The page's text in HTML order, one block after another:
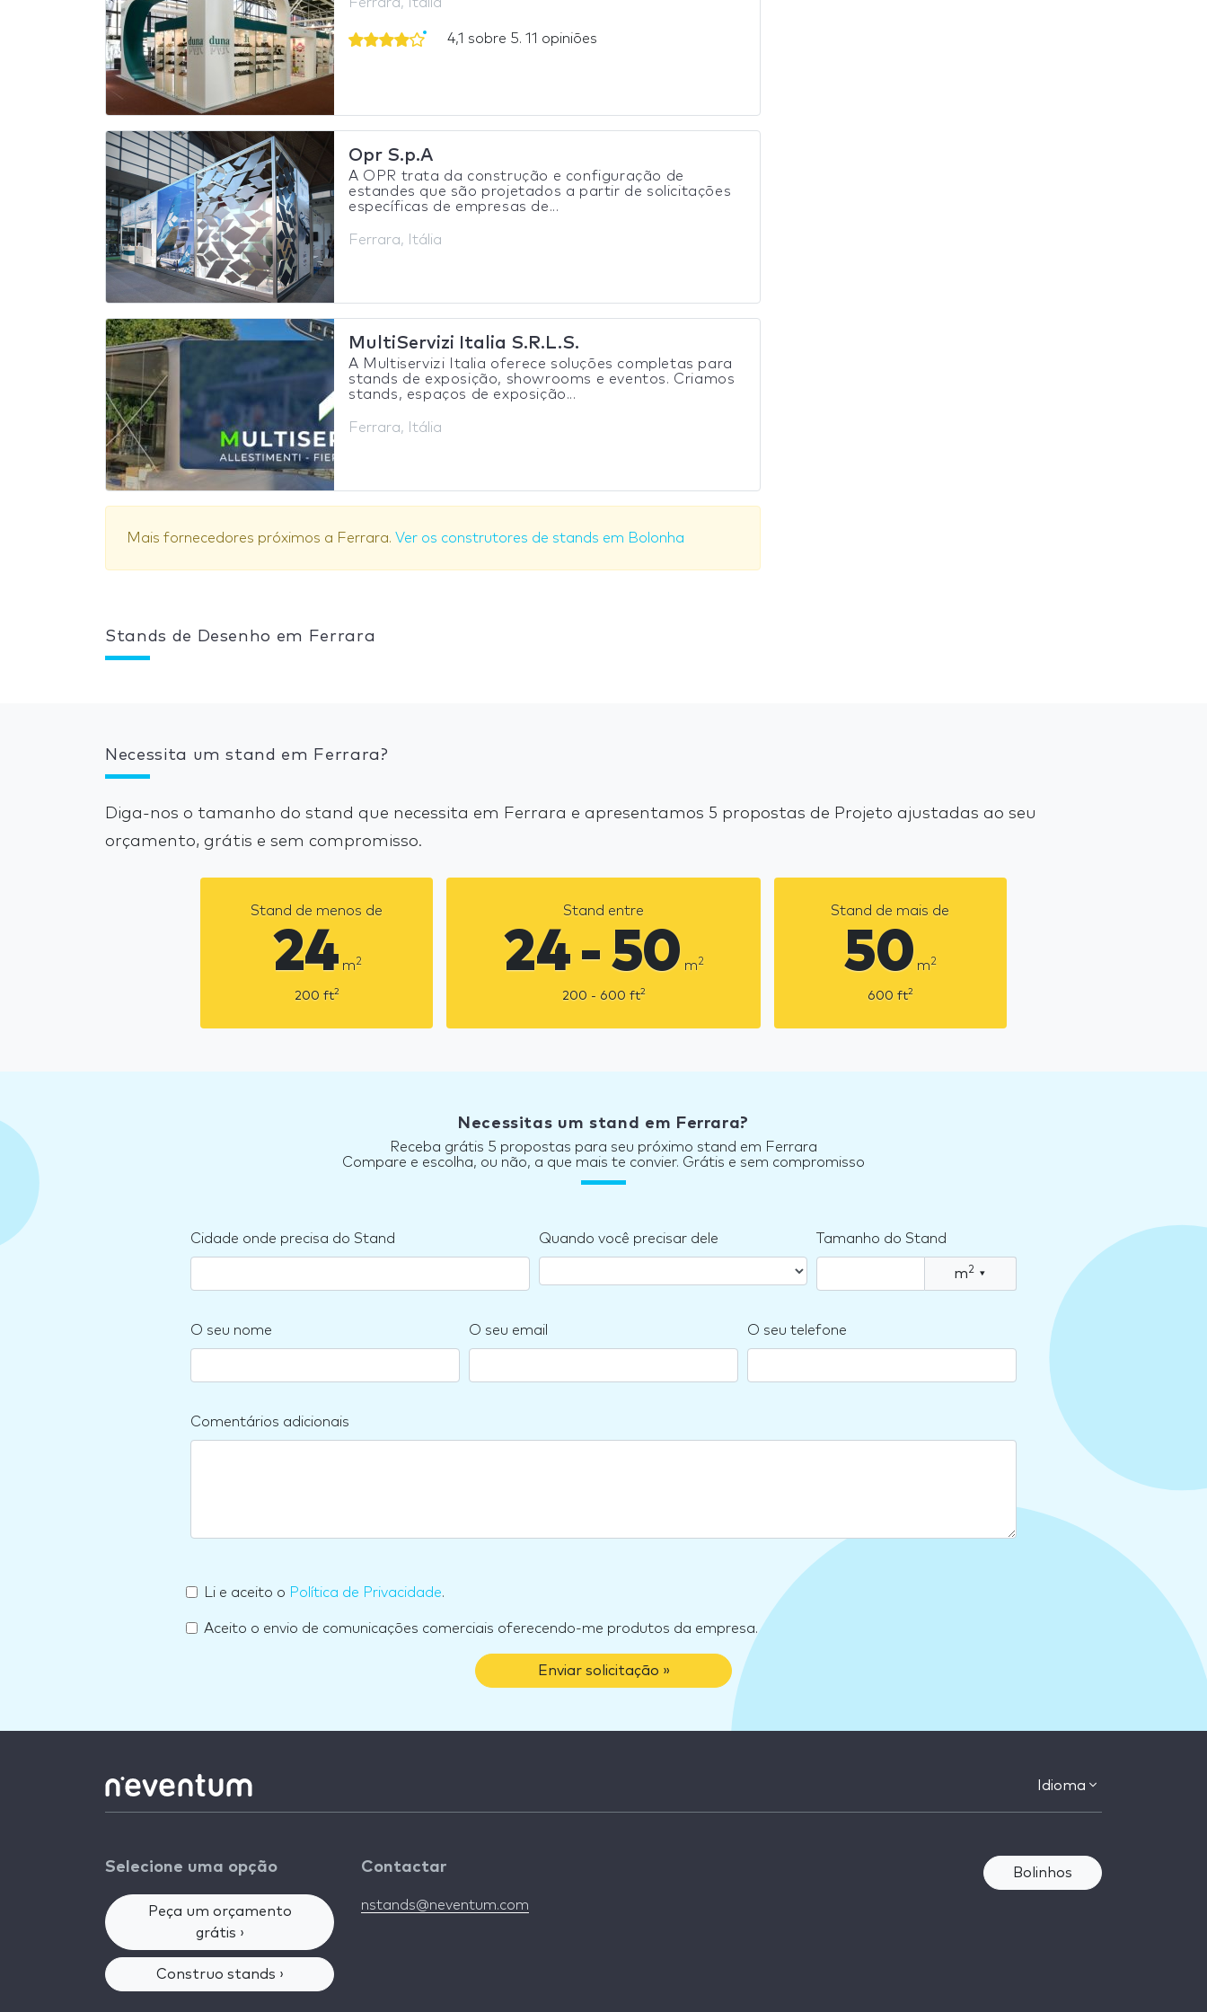
4,1 sobre 5. 11 opiniões
Opr S.p.A
A OPR trata da construção e configuração de
estandes que são projetados a partir de solicitações
específicas de empresas de...
Ferrara, Itália
MultiServizi Italia S.R.L.S.
A Multiservizi Italia oferece soluções completas para
stands de exposição, showrooms e eventos. Criamos
stands, espaços de exposição...
Ferrara, Itália
Mais fornecedores próximos a Ferrara. Ver os construtores de stands em Bolonha
Stands de Desenho em Ferrara
Necessita um stand em Ferrara?
Diga-nos o tamanho do stand que necessita em Ferrara e apresentamos 5 propostas de Projeto ajustadas ao seu
orçamento, grátis e sem compromisso.
Stand de menos de
24 m2
200 ft2
Stand entre
24 - 50 m2
200 - 600 ft2
Stand de mais de
50 m2
600 ft2
Necessitas um stand em Ferrara?
Receba grátis 5 propostas para seu próximo stand em Ferrara
Compare e escolha, ou não, a que mais te convier. Grátis e sem compromisso
Cidade onde precisa do Stand Quando você precisar dele Tamanho do Stand
m2 ▾
O seu nome O seu email O seu telefone
Comentários adicionais
Li e aceito o Política de Privacidade.
Aceito o envio de comunicações comerciais oferecendo-me produtos da empresa.
Enviar solicitação »
Idioma
Selecione uma opção
Peça um orçamento
grátis ›
Construo stands ›
Contactar
nstands@neventum.com
Bolinhos